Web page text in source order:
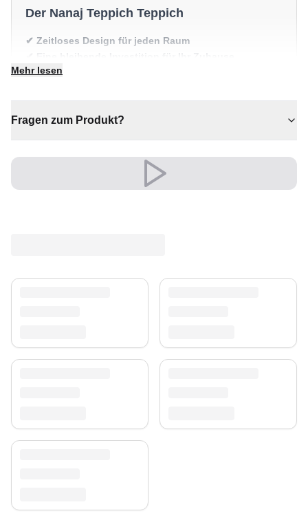
Der Nanaj Teppich Teppich
✔ Zeitloses Design für jeden Raum
✔ Vielseitiger Stil für jeden Raum
✔ Passt zu moderner und klassischer Einrichtung
Versand & Service
Profitieren Sie von kostenlosem Versand und einem
Mehr lesen
Fragen zum Produkt?